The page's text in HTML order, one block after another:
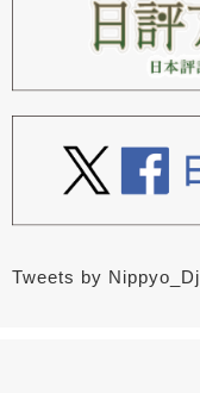
Tweets by Nippyo_Dj